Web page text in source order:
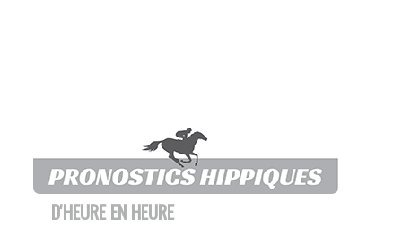
D'HEURE EN HEURE